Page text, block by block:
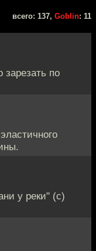
всего: 137, Goblin: 11
по
у реки" (c)